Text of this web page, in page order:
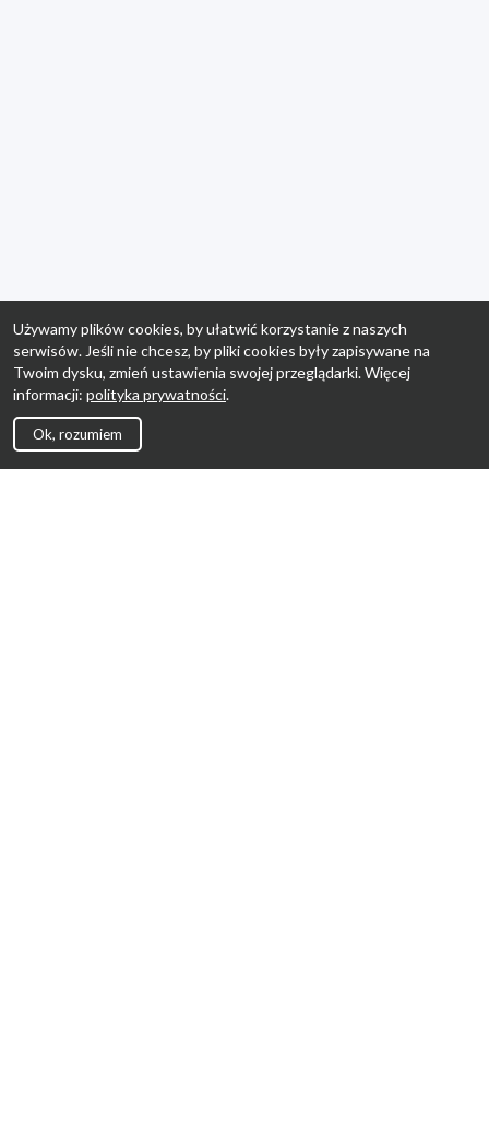
Używamy plików cookies, by ułatwić korzystanie z naszych
serwisów. Jeśli nie chcesz, by pliki cookies były zapisywane na
Twoim dysku, zmień ustawienia swojej przeglądarki. Więcej
informacji: polityka prywatności.
Ok, rozumiem